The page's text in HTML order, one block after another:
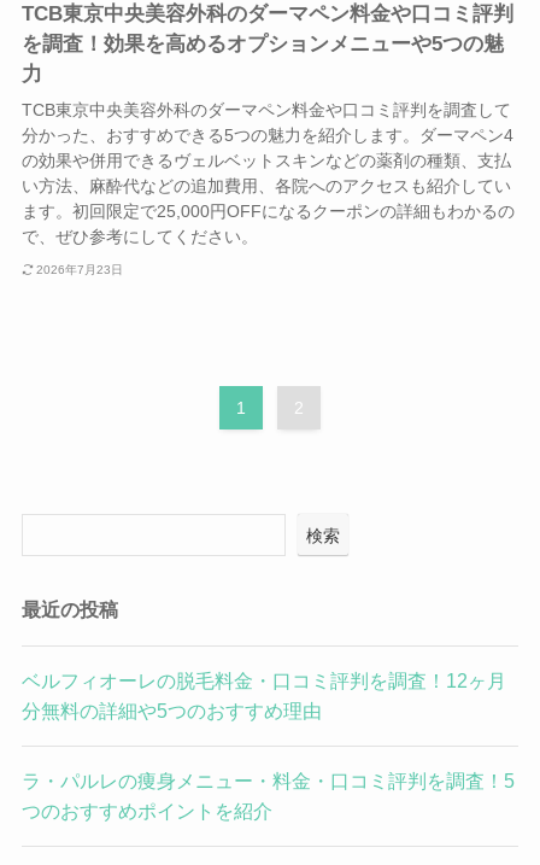
TCB東京中央美容外科のダーマペン料金や口コミ評判
を調査！効果を高めるオプションメニューや5つの魅
力
TCB東京中央美容外科のダーマペン料金や口コミ評判を調査して
分かった、おすすめできる5つの魅力を紹介します。ダーマペン4
の効果や併用できるヴェルベットスキンなどの薬剤の種類、支払
い方法、麻酔代などの追加費用、各院へのアクセスも紹介してい
ます。初回限定で25,000円OFFになるクーポンの詳細もわかるの
で、ぜひ参考にしてください。
2026年7月23日
1 2
検索
最近の投稿
ベルフィオーレの脱毛料金・口コミ評判を調査！12ヶ月
分無料の詳細や5つのおすすめ理由
ラ・パルレの痩身メニュー・料金・口コミ評判を調査！5
つのおすすめポイントを紹介